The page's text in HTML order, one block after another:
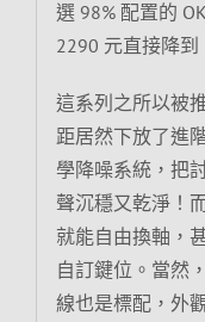
選 98% 配置的
2290 元直接降到
這系列之所以被
距居然下放了進
學降噪系統，把
聲沉穩又乾淨！
就能自由換軸，
自訂鍵位。當然
線也是標配，外